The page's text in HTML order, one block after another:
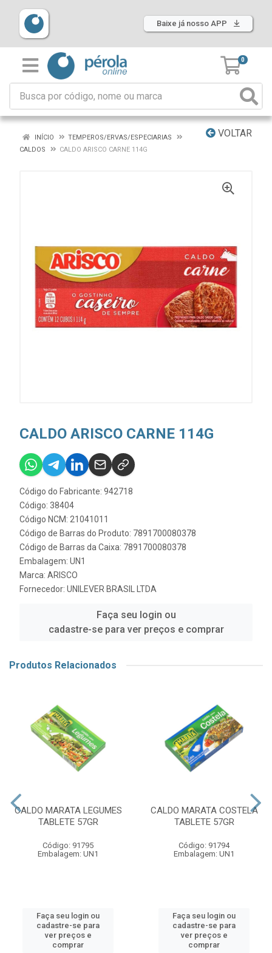
Baixe já nosso APP
0
VOLTAR
INÍCIO
TEMPEROS/ERVAS/ESPECIARIAS
CALDOS
CALDO ARISCO CARNE 114G
CALDO ARISCO CARNE 114G
Código do Fabricante: 942718
Código: 38404
Código NCM: 21041011
Código de Barras do Produto: 7891700080378
Código de Barras da Caixa: 7891700080378
Embalagem: UN1
Marca: ARISCO
Fornecedor: UNILEVER BRASIL LTDA
Faça seu login ou
cadastre-se para ver preços e comprar
Produtos Relacionados
CALDO MARATA LEGUMES
TABLETE 57GR
Código: 91795
Embalagem: UN1
Faça seu login ou
cadastre-se para
ver preços e
comprar
CALDO MARATA COSTELA
TABLETE 57GR
Código: 91794
Embalagem: UN1
Faça seu login ou
cadastre-se para
ver preços e
comprar